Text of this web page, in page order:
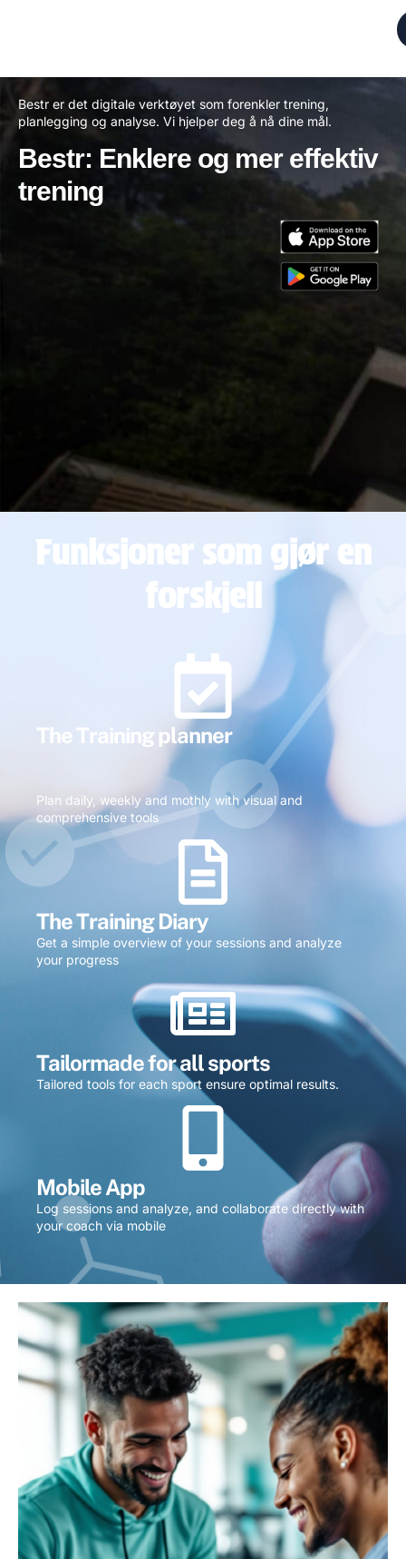
Bestr er det digitale verktøyet som forenkler trening,
planlegging og analyse. Vi hjelper deg å nå dine mål.
Bestr: Enklere og mer effektiv
trening
Funksjoner som gjør en
forskjell
The Training planner
Plan daily, weekly and mothly with visual and
comprehensive tools
The Training Diary
Get a simple overview of your sessions and analyze
your progress
Tailormade for all sports
Tailored tools for each sport ensure optimal results.
Mobile App
Log sessions and analyze, and collaborate directly with
your coach via mobile